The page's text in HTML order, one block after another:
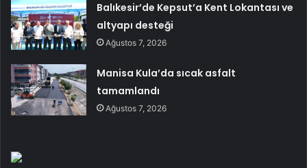
Balıkesir’de Kepsut’a Kent Lokantası ve
altyapı desteği
Ağustos 7, 2026
Manisa Kula’da sıcak asfalt
tamamlandı
Ağustos 7, 2026